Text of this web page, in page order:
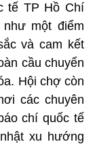
tế TP Hồ Chí
một điểm
và cam kết
cầu chuyển
Hội chợ còn
các chuyên
chí quốc tế
xu hướng